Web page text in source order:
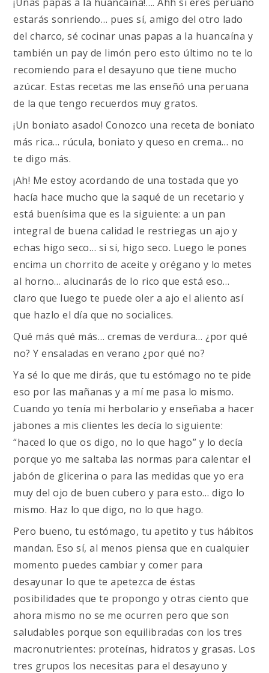
estarás sonriendo… pues sí, amigo del otro lado
del charco, sé cocinar unas papas a la huancaína y
también un pay de limón pero esto último no te lo
recomiendo para el desayuno que tiene mucho
azúcar. Estas recetas me las enseñó una peruana
de la que tengo recuerdos muy gratos.
¡Un boniato asado! Conozco una receta de boniato
más rica… rúcula, boniato y queso en crema… no
te digo más.
¡Ah! Me estoy acordando de una tostada que yo
hacía hace mucho que la saqué de un recetario y
está buenísima que es la siguiente: a un pan
integral de buena calidad le restriegas un ajo y
echas higo seco… si si, higo seco. Luego le pones
encima un chorrito de aceite y orégano y lo metes
al horno… alucinarás de lo rico que está eso…
claro que luego te puede oler a ajo el aliento así
que hazlo el día que no socialices.
Qué más qué más… cremas de verdura… ¿por qué
no? Y ensaladas en verano ¿por qué no?
Ya sé lo que me dirás, que tu estómago no te pide
eso por las mañanas y a mí me pasa lo mismo.
Cuando yo tenía mi herbolario y enseñaba a hacer
jabones a mis clientes les decía lo siguiente:
“haced lo que os digo, no lo que hago” y lo decía
porque yo me saltaba las normas para calentar el
jabón de glicerina o para las medidas que yo era
muy del ojo de buen cubero y para esto… digo lo
mismo. Haz lo que digo, no lo que hago.
Pero bueno, tu estómago, tu apetito y tus hábitos
mandan. Eso sí, al menos piensa que en cualquier
momento puedes cambiar y comer para
desayunar lo que te apetezca de éstas
posibilidades que te propongo y otras ciento que
ahora mismo no se me ocurren pero que son
saludables porque son equilibradas con los tres
macronutrientes: proteínas, hidratos y grasas. Los
tres grupos los necesitas para el desayuno y